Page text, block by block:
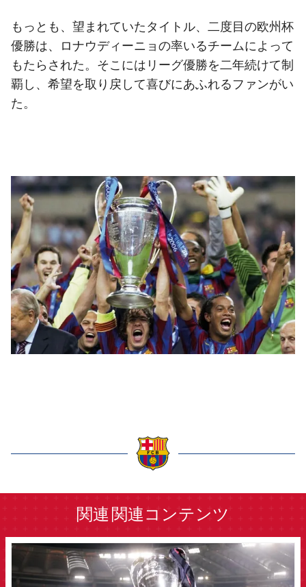
もっとも、望まれていたタイトル、二度目の欧州杯
優勝は、ロナウディーニョの率いるチームによって
もたらされた。そこにはリーグ優勝を二年続けて制
覇し、希望を取り戻して喜びにあふれるファンがい
た。
関連 関連コンテンツ
FCB Barcelona badge